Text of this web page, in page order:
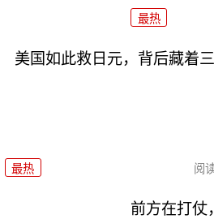
最热
美国如此救日元，背后藏着
最热 阅
前方在打仗